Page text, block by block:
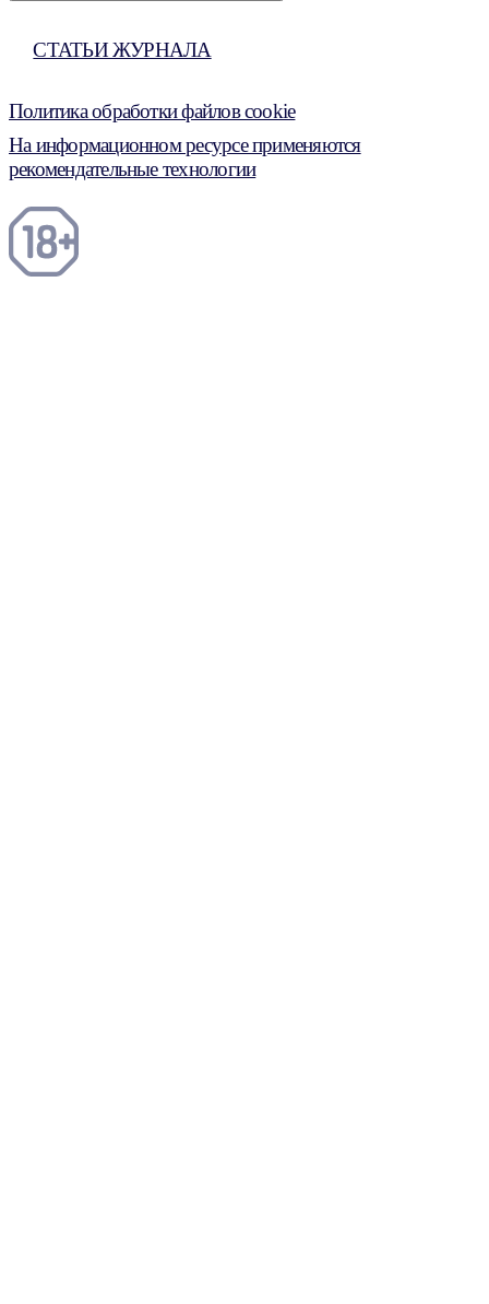
СТАТЬИ ЖУРНАЛА
Политика обработки файлов cookie
На информационном ресурсе применяются
рекомендательные технологии